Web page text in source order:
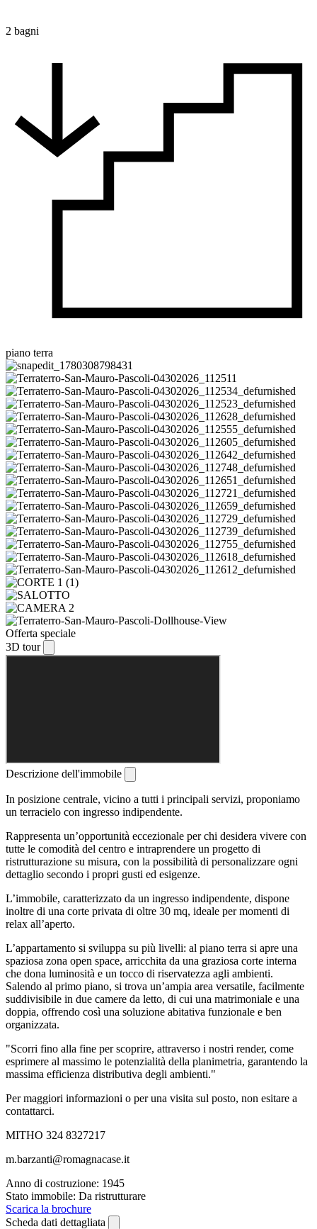
2 bagni
piano terra
Offerta speciale
3D tour
Descrizione dell'immobile
In posizione centrale, vicino a tutti i principali servizi, proponiamo
un terracielo con ingresso indipendente.
Rappresenta un’opportunità eccezionale per chi desidera vivere con
tutte le comodità del centro e intraprendere un progetto di
ristrutturazione su misura, con la possibilità di personalizzare ogni
dettaglio secondo i propri gusti ed esigenze.
L’immobile, caratterizzato da un ingresso indipendente, dispone
inoltre di una corte privata di oltre 30 mq, ideale per momenti di
relax all’aperto.
L’appartamento si sviluppa su più livelli: al piano terra si apre una
spaziosa zona open space, arricchita da una graziosa corte interna
che dona luminosità e un tocco di riservatezza agli ambienti.
Salendo al primo piano, si trova un’ampia area versatile, facilmente
suddivisibile in due camere da letto, di cui una matrimoniale e una
doppia, offrendo così una soluzione abitativa funzionale e ben
organizzata.
"Scorri fino alla fine per scoprire, attraverso i nostri render, come
esprimere al massimo le potenzialità della planimetria, garantendo la
massima efficienza distributiva degli ambienti."
Per maggiori informazioni o per una visita sul posto, non esitare a
contattarci.
MITHO 324 8327217
m.barzanti@romagnacase.it
Anno di costruzione: 1945
Stato immobile: Da ristrutturare
Scarica la brochure
Scheda dati dettagliata